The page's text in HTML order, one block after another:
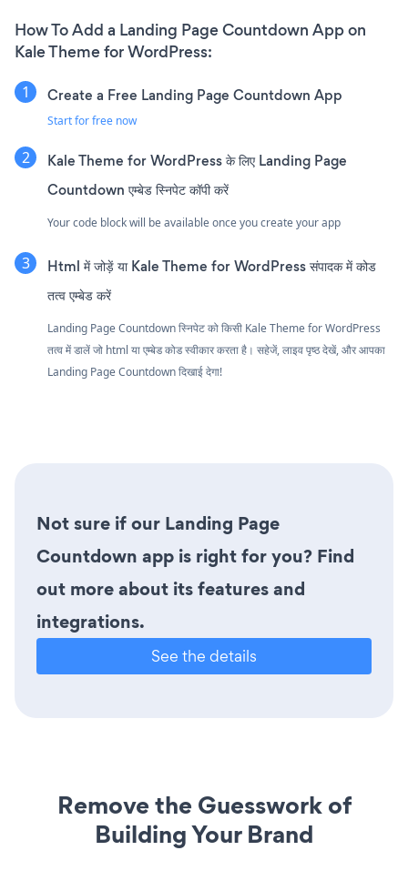
How To Add a Landing Page Countdown App on
Kale Theme for WordPress:
Create a Free Landing Page Countdown App
Start for free now
Kale Theme for WordPress के लिए Landing Page
Countdown एम्बेड स्निपेट कॉपी करें
Your code block will be available once you create your app
Html में जोड़ें या Kale Theme for WordPress संपादक में कोड
तत्व एम्बेड करें
Landing Page Countdown स्निपेट को किसी Kale Theme for WordPress
तत्व में डालें जो html या एम्बेड कोड स्वीकार करता है। सहेजें, लाइव पृष्ठ देखें, और आपका
Landing Page Countdown दिखाई देगा!
Not sure if our Landing Page
Countdown app is right for you? Find
out more about its features and
integrations.
See the details
Remove the Guesswork of
Building Your Brand